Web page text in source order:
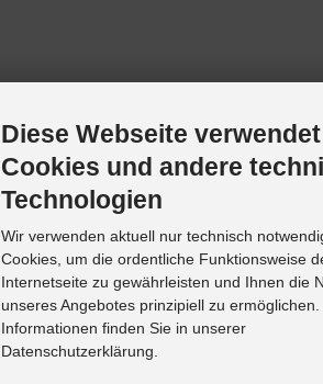
Diese Webseite
Cookies und andere
Technologien
Wir verwenden aktuell nur technisch
Cookies, um die ordentliche Funktionsweise
Internetseite zu gewährleisten und Ihnen die
unseres Angebotes prinzipiell zu
Informationen finden Sie in unserer
Datenschutzerklärung.